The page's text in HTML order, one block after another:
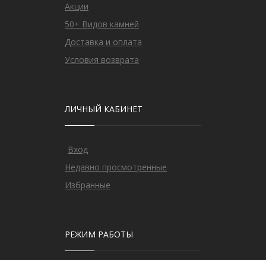
Акции
50+ Видов камней
Доставка и оплата
Условия возврата
ЛИЧНЫЙ КАБИНЕТ
Вход
Недавно просмотренные
Избранные
РЕЖИМ РАБОТЫ